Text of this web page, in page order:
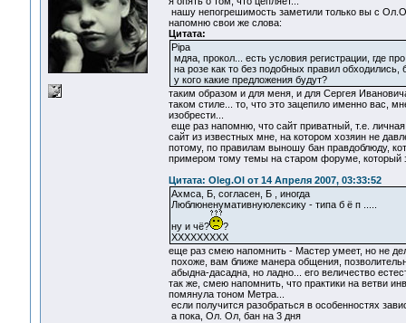
нашу непогрешимость заметили только вы с
напомню свои же слова:
Цитата:
Pipa
мдяа, прокол... есть условия регистрации, где
на розе как то без подобных правил
у кого какие предложения будут?
таким образом и для меня, и для Сергея
таком стиле... то, что это зацепило именно вас,
изобрести...
еще раз напомню, что сайт приватный, т.е.
сайт из известных мне, на котором хозяин не
потому, по правилам выношу бан правдоблюду,
примером тому темы на старом форуме, который
Цитата: Oleg.Ol от 14 Апреля 2007, 03:33:52
Ахмса, Б, согласен, Б , иногда
Люблюненумативнуюлексику - типа б ё п .....
ну и чё?
?
ХХХХХХХХХ
еще раз смею напомнить - Мастер умеет, но не
похоже, вам ближе манера общения,
абыдна-дасадна, но ладно... его величество
так же, смею напомнить, что практики на ветви
помянула тоном Метра...
если получится разобраться в особенностях
а пока, Ол. Ол, бан на 3 дня